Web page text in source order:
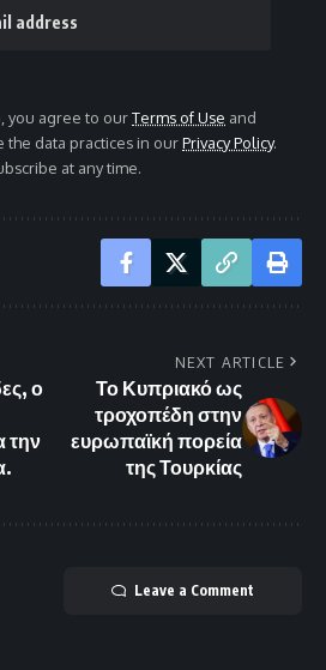
you agree to ourTerms of Use and
the data practices in ourPrivacy Policy.
at any time.
ο
την
NEXT ARTICLE
Το Κυπριακό ως
τροχοπέδη στην
ευρωπαϊκή πορεία
της Τουρκίας
Leave a Comment